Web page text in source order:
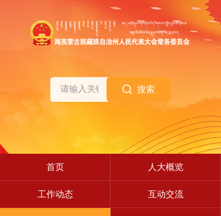
搜索
首页 人大概览
工作动态 互动交流